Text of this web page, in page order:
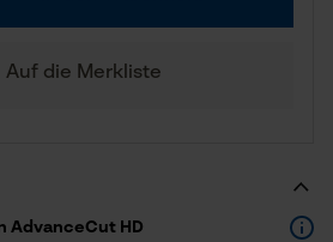
AdvanceCut HD
Auf die Merkliste